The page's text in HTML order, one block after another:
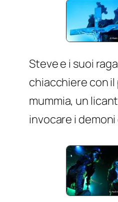
Steve e i suoi
chiacchiere con
mummia, un
invocare i